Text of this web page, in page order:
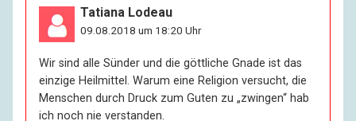
Tatiana Lodeau
09.08.2018 um 18:20 Uhr
Wir sind alle Sünder und die göttliche Gnade ist das
einzige Heilmittel. Warum eine Religion versucht, die
Menschen durch Druck zum Guten zu „zwingen“ hab
ich noch nie verstanden.